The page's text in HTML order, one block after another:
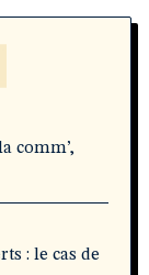
comm’,
: le cas de